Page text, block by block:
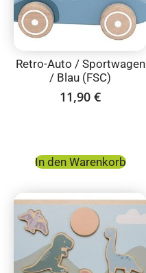
Retro-Auto / Sportwagen
/ Blau (FSC)
11,90 €
In den Warenkorb